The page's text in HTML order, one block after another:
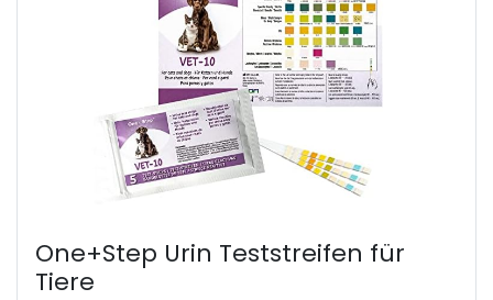
One+Step Urin Teststreifen für
Tiere